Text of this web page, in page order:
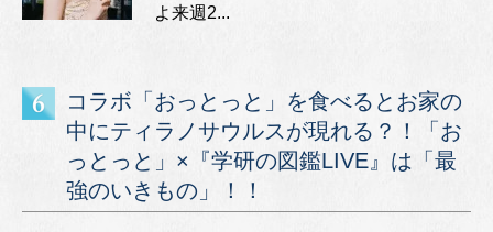
よ来週2...
コラボ「おっとっと」を食べるとお家の
中にティラノサウルスが現れる？！「お
っとっと」×『学研の図鑑LIVE』は「最
強のいきもの」！！